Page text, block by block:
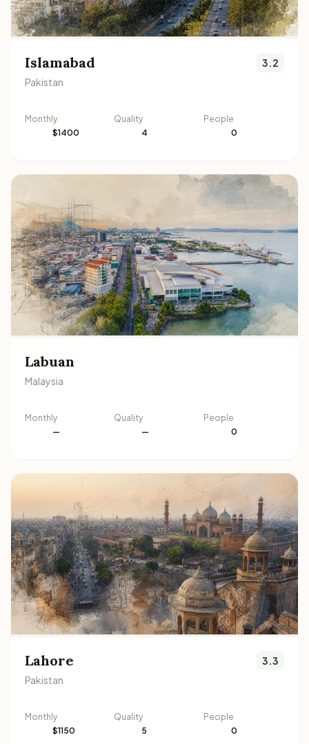
Islamabad
Pakistan
3.2
Monthly
$1400
Quality
4
People
0
Labuan
Malaysia
Monthly
—
Quality
—
People
0
Lahore
Pakistan
3.3
Monthly
$1150
Quality
5
People
0